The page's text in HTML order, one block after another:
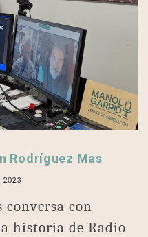
Rodríguez Mas
2023
conversa con
historia de Radio